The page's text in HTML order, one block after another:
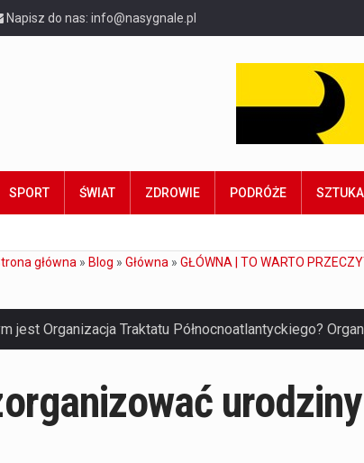
Napisz do nas: info@nasygnale.pl
SPORT ŚWIAT ZDROWIE PODRÓŻE
główna » Blog » Główna » GŁÓWNA | TO WARTO